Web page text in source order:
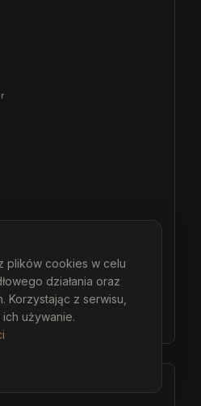
Jawor
plików cookies w celu
działania oraz
Korzystając z serwisu,
używanie.